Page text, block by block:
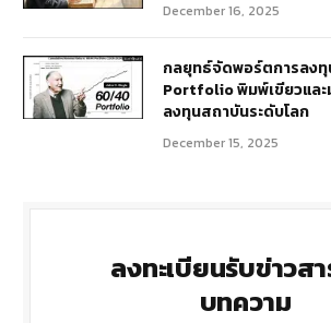
December 16, 2025
กลยุทธ์จัดพอร์ตการลง
Portfolio พิมพ์เขียวแล
ลงทุนสถาบันระดับโลก
December 15, 2025
ลงทะเบียนรับข่าวส
บทความ